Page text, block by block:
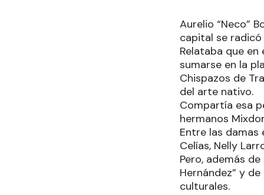
Aurelio “Neco”
capital se radicó
Relataba que
sumarse en la
Chispazos de
del arte nativo.
Compartía esa
hermanos
Entre las damas
Celías, Nelly
Pero, además
Hernández” y
culturales.